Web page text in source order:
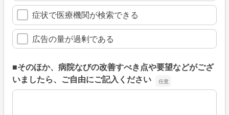
症状で医療機関が検索できる
広告の量が過剰である
■そのほか、病院なびの改善すべき点や要望などがござ
いましたら、ご自由にご記入ください
■そのほか、病院なびの改善すべき点や要望などがござい